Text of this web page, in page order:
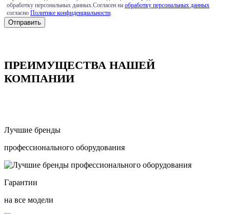
обработку персональных данных.Согласен на обработку персональных данных
согласно Политике конфиденциальности
ПРЕИМУЩЕСТВА НАШЕЙ
КОМПАНИИ
Лучшие бренды
профессионального оборудования
Гарантии
на все модели